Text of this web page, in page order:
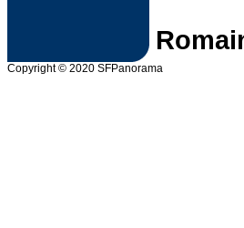
Copyright © 2020 SFPanorama